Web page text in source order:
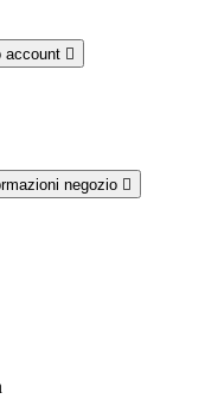
account 
negozio 